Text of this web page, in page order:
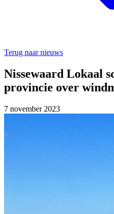
Terug naar nieuws
Nissewaard Lokaal
provincie over
7 november 2023